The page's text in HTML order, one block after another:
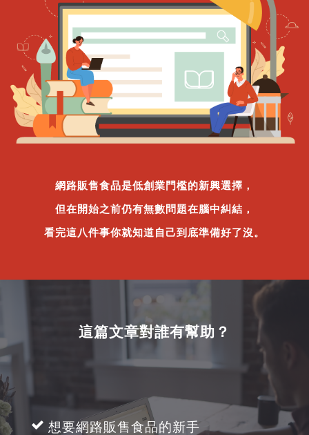
網路販售食品是低創業門檻的新興選擇，
但在開始之前仍有無數問題在腦中糾結，
看完這八件事你就知道自己到底準備好了沒。
這篇文章對誰有幫助？
想要網路販售食品的新手